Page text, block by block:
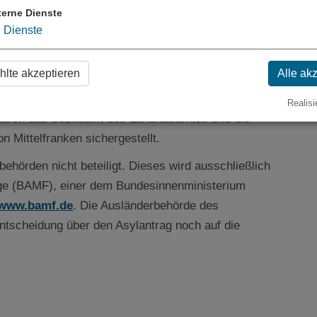
des Asylverfahrens gehören z. B. die
oder die Anordnung oder die Löschung
das Sozialamt des Landratsamtes und die
Mittelfranken sichergestellt.
nicht beteiligt. Dieses wird ausschließlich
(BAMF), einer dem Bundesinnenministerium
. Die Ausländerbehörde des
über den Asylantrag noch auf die
Dienste
Dienste
akzeptieren Alle